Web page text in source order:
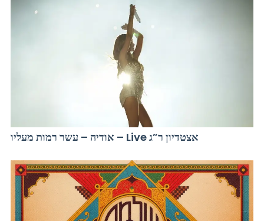
אודיה – עשר רמות מעליו – Live אצטדיון ר”ג